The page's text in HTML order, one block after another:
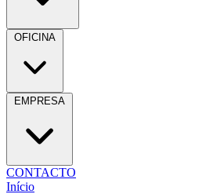
CONTACTO
Início